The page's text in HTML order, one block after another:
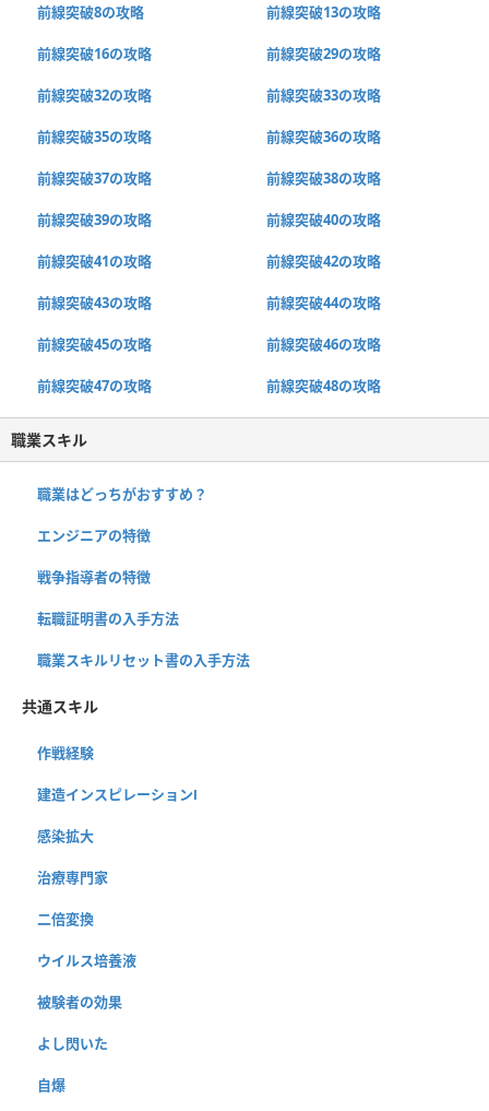
前線突破8の攻略 前線突破13の攻略
前線突破16の攻略 前線突破29の攻略
前線突破32の攻略 前線突破33の攻略
前線突破35の攻略 前線突破36の攻略
前線突破37の攻略 前線突破38の攻略
前線突破39の攻略 前線突破40の攻略
前線突破41の攻略 前線突破42の攻略
前線突破43の攻略 前線突破44の攻略
前線突破45の攻略 前線突破46の攻略
前線突破47の攻略 前線突破48の攻略
職業スキル
職業はどっちがおすすめ？
エンジニアの特徴
戦争指導者の特徴
転職証明書の入手方法
職業スキルリセット書の入手方法
共通スキル
作戦経験
建造インスピレーションⅠ
感染拡大
治療専門家
二倍変換
ウイルス培養液
被験者の効果
よし閃いた
自爆